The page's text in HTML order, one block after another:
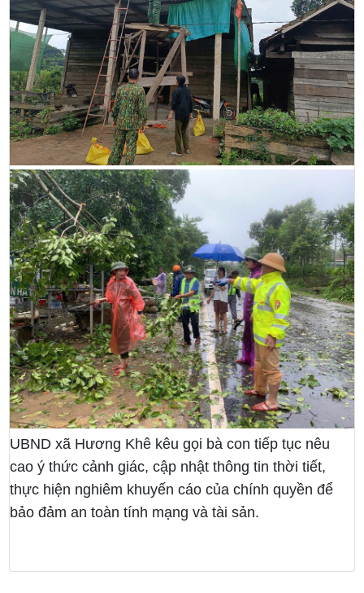
UBND xã Hương Khê kêu gọi bà con tiếp tục nêu
cao ý thức cảnh giác, cập nhật thông tin thời tiết,
thực hiện nghiêm khuyến cáo của chính quyền để
bảo đảm an toàn tính mạng và tài sản.